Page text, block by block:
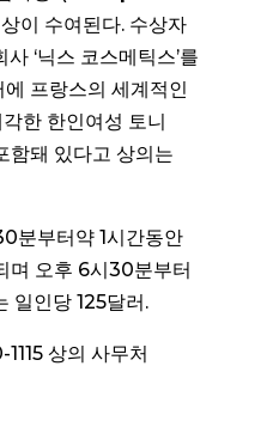
이 수여된다. 수상자
‘닉스 코스메틱스’를
프랑스의 세계적인
각한 한인여성 토니
함돼 있다고 상의는
분부터약 1시간동안
며 오후 6시30분부터
일인당 125달러.
상의 사무처